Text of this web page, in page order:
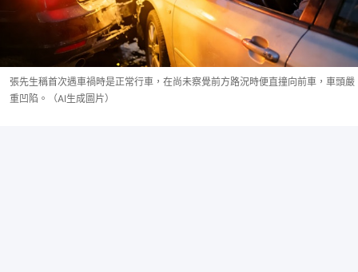
張先生稱首次遇車禍時是正常行車，在尚未察覺前方路況時便直撞向前車，車頭嚴
重凹陷。（AI生成圖片）